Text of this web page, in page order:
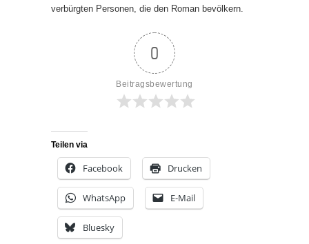
verbürgten Personen, die den Roman bevölkern.
0
Beitragsbewertung
Teilen via
Facebook Drucken
WhatsApp E-Mail
Bluesky